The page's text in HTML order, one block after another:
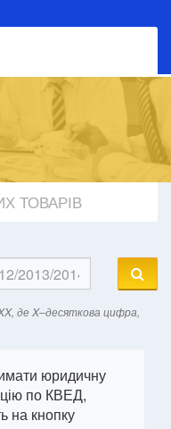
ТОВАРІВ
де X–десяткова цифра,
юридичну
по КВЕД,
на кнопку